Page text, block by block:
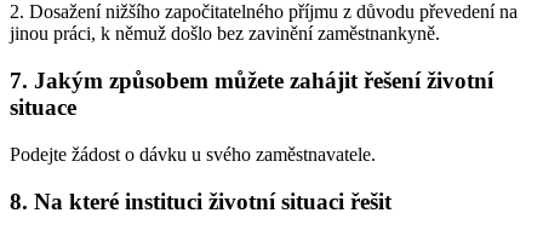
2. Dosažení nižšího započitatelného příjmu z důvodu převedení na
jinou práci, k němuž došlo bez zavinění zaměstnankyně.
7. Jakým způsobem můžete zahájit řešení životní
situace
Podejte žádost o dávku u svého zaměstnavatele.
8. Na které instituci životní situaci řešit